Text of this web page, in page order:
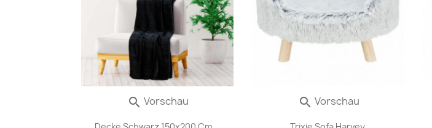
 Vorschau  Vorschau